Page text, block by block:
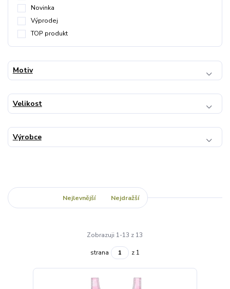
Novinka
Výprodej
TOP produkt
Motiv
Velikost
Výrobce
Nejlevnější Nejdražší
Zobrazuji 1-13 z 13
strana z 1